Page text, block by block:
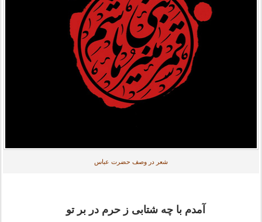
شعر در وصف حضرت عباس
آمدم با چه شتابی ز حرم در بر تو